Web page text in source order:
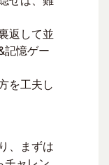
返して並
記憶ゲー
を工夫し
、まずは